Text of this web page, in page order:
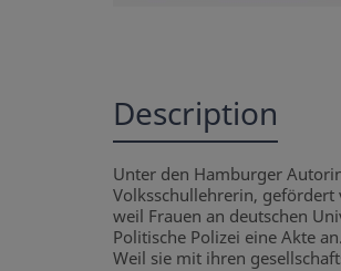
Description
Unter den Hamburger
Volksschullehrerin, gefördert
weil Frauen an deutschen
Politische Polizei eine Akte
Weil sie mit ihren